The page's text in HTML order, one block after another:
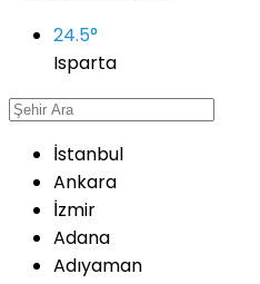
24.5°
Isparta
İstanbul
Ankara
İzmir
Adana
Adıyaman